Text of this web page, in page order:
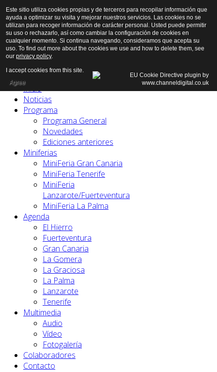
Inicio
Noticias
Programa
Programa General
Novedades
Ediciones anteriores
Miniferias
MiniFeria Gran Canaria
MiniFeria Tenerife
MiniFeria
Lanzarote/Fuerteventura
MiniFeria La Palma
Agenda
El Hierro
Fuerteventura
Gran Canaria
La Gomera
La Graciosa
La Palma
Lanzarote
Tenerife
Multimedia
Audio
Vídeo
Fotogalería
Colaboradores
Contacto
Este sitio utiliza cookies propias y de terceros para recopilar información que
ayuda a optimizar su visita y mejorar nuestros servicios. Las cookies no se
utilizan para recoger información de carácter personal. Usted puede permitir
su uso o rechazarlo, así como cambiar la configuración de cookies en
cualquier momento. Si continua navegando, consideramos que acepta su
uso. To find out more about the cookies we use and how to delete them, see
our privacy policy.
I accept cookies from this site.
Agree